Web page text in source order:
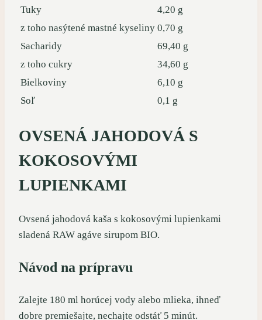
Tuky
4,20 g
z toho nasýtené mastné kyseliny 0,70 g
Sacharidy
69,40 g
z toho cukry
34,60 g
Bielkoviny
6,10 g
Soľ
0,1 g
OVSENÁ JAHODOVÁ S
KOKOSOVÝMI
LUPIENKAMI
Ovsená jahodová kaša s kokosovými lupienkami
sladená RAW agáve sirupom BIO.
Návod na prípravu
Zalejte 180 ml horúcej vody alebo mlieka, ihneď
dobre premiešajte, nechajte odstáť 5 minút.